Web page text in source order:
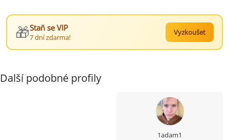
🎁Staň se VIP
7 dní zdarma!
Vyzkoušet
Další podobné profily
1adam1